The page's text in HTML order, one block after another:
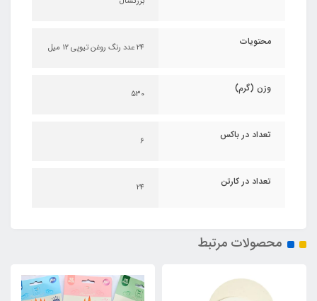
محتویات 24 عدد رنگ روغن تیوپی 12 میل
وزن (گرم) 530
تعداد در باکس 6
تعداد در کارتن 24
محصولات مرتبط